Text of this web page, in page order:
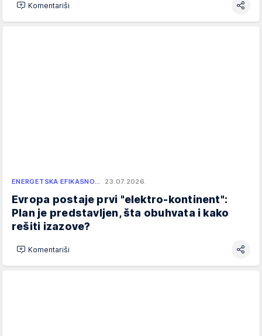
Komentariši
ENERGETSKA EFIKASNO… 23.07.2026.
Evropa postaje prvi "elektro-kontinent":
Plan je predstavljen, šta obuhvata i kako
rešiti izazove?
Komentariši